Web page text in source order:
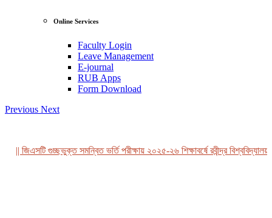
Online Services
Faculty Login
Leave Management
E-journal
RUB Apps
Form Download
Previous Next
|| জিএসটি গুচ্ছভুক্ত সমন্বিত ভর্তি পরীক্ষায় ২০২৫-২৬ শিক্ষাবর্ষে রবীন্দ্র